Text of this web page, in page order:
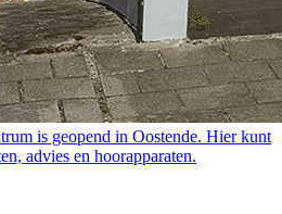
is geopend in Oostende. Hier kunt
advies en hoorapparaten.